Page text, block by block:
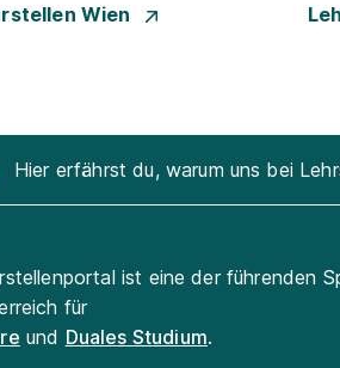
Wien
Hier erfährst du, warum uns bei
ist eine der führenden
für
und Duales Studium.